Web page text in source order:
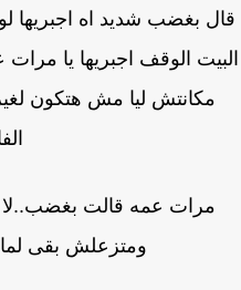
بغضب شديد اه اجبريها
الوقف اجبريها يا مرات
مكانتش ليا مش هتكون
مرات عمه قالت بغضب..لا
ومتزعلش بقى لما